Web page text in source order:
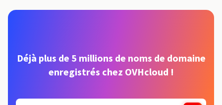
Déjà plus de 5 millions de noms de domaine
enregistrés chez OVHcloud !